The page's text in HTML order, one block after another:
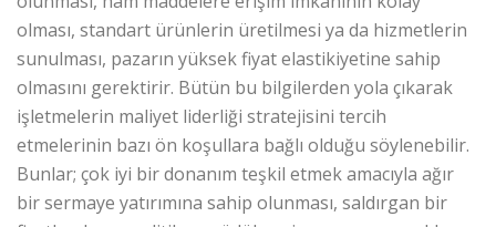
olması, standart ürünlerin üretilmesi ya da hizmetlerin
sunulması, pazarın yüksek fiyat elastikiyetine sahip
olmasını gerektirir. Bütün bu bilgilerden yola çıkarak
işletmelerin maliyet liderliği stratejisini tercih
etmelerinin bazı ön koşullara bağlı olduğu söylenebilir.
Bunlar; çok iyi bir donanım teşkil etmek amacıyla ağır
bir sermaye yatırımına sahip olunması, saldırgan bir